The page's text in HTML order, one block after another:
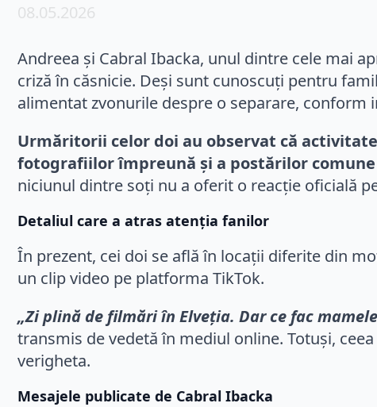
08.05.2026
Andreea și Cabral Ibacka, unul dintre cele mai
criză în căsnicie. Deși sunt cunoscuți pentru
alimentat zvonurile despre o separare,
Urmăritorii celor doi au observat că
fotografiilor împreună și a postărilor
niciunul dintre soți nu a oferit o reacție oficială
Detaliul care a atras atenția fanilor
În prezent, cei doi se află în locații diferite din
un clip video pe platforma TikTok.
„Zi plină de filmări în Elveția. Dar ce fac
transmis de vedetă în mediul online. Totuși,
verigheta.
Mesajele publicate de Cabral Ibacka